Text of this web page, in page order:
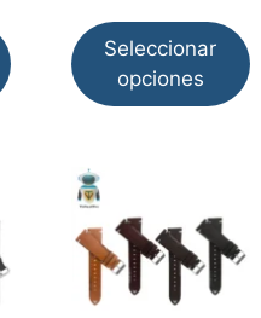
Seleccionar
opciones
Este
producto
tiene
múltiples
variantes.